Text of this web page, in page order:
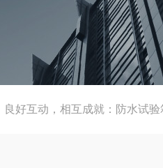
良好互动，相互成就：防水试